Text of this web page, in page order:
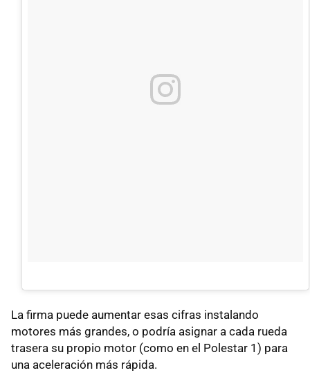
La firma puede aumentar esas cifras instalando
motores más grandes, o podría asignar a cada rueda
trasera su propio motor (como en el Polestar 1) para
una aceleración más rápida.